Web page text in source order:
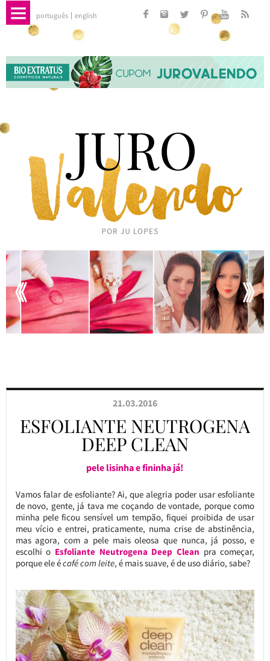
português english
21.03.2016
ESFOLIANTE NEUTROGENA
DEEP CLEAN
pele lisinha e fininha já!
Vamos falar de esfoliante? Ai, que alegria poder usar esfoliante
de novo, gente, já tava me coçando de vontade, porque como
minha pele ficou sensível um tempão, fiquei proibida de usar
meu vício e entrei, praticamente, numa crise de abstinência,
mas agora, com a pele mais oleosa que nunca, já posso, e
escolhi o Esfoliante Neutrogena Deep Clean pra começar,
porque ele écafé com leite, é mais suave, é de uso diário, sabe?